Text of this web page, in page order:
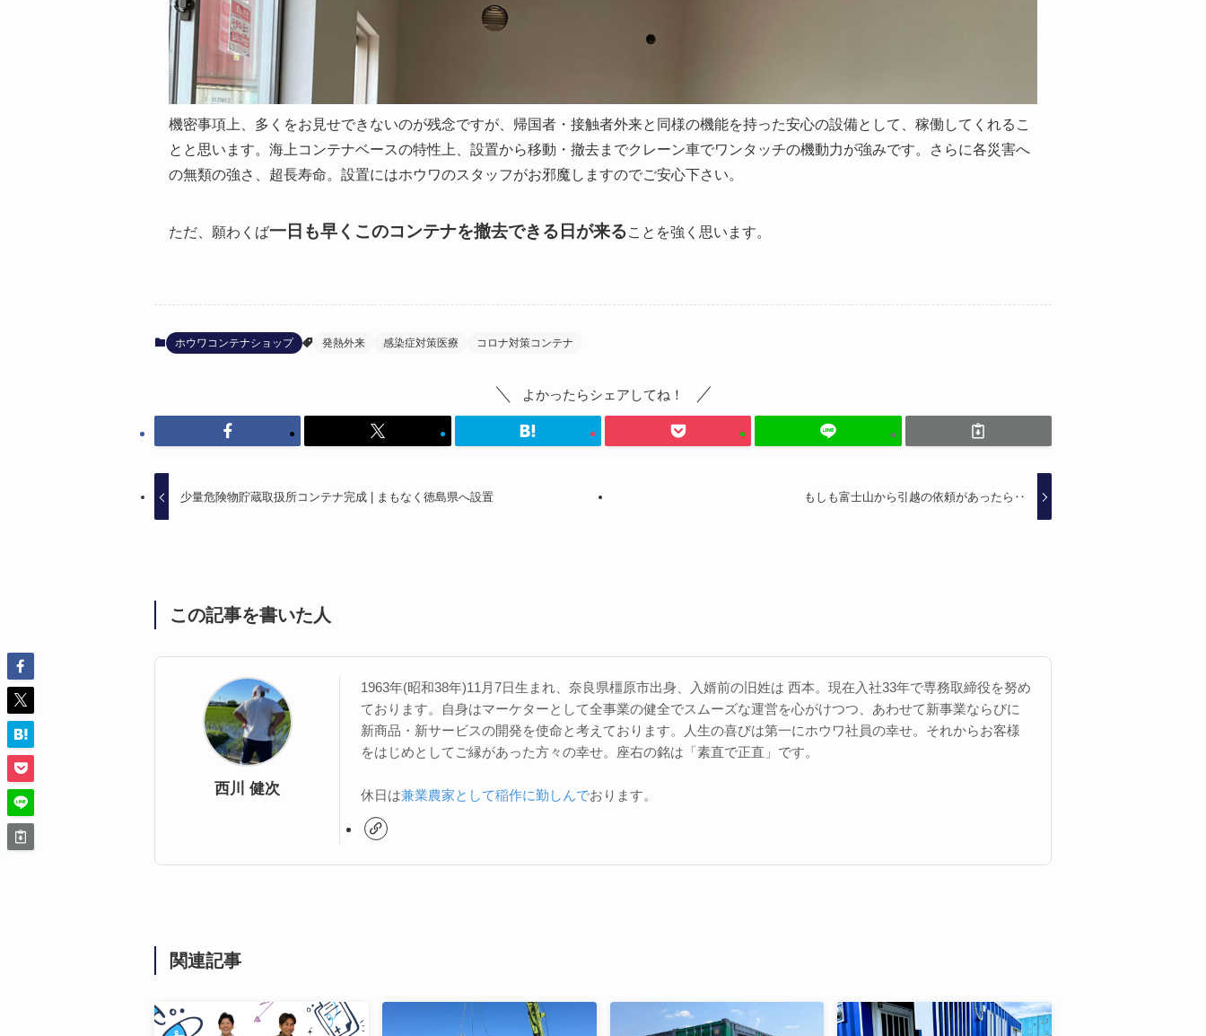
機密事項上、多くをお見せできないのが残念ですが、帰国者・接触者外来と同様の機能を持った安心の設備として、稼働してくれるこ
とと思います。海上コンテナベースの特性上、設置から移動・撤去までクレーン車でワンタッチの機動力が強みです。さらに各災害へ
の無類の強さ、超長寿命。設置にはホウワのスタッフがお邪魔しますのでご安心下さい。
ただ、願わくば一日も早くこのコンテナを撤去できる日が来ることを強く思います。
ホウワコンテナショップ 発熱外来 感染症対策医療 コロナ対策コンテナ
よかったらシェアしてね！
少量危険物貯蔵取扱所コンテナ完成 | まもなく徳島県へ設置 もしも富士山から引越の依頼があったら‥
この記事を書いた人
西川 健次
1963年(昭和38年)11月7日生まれ、奈良県橿原市出身、入婿前の旧姓は 西本。現在入社33年で専務取締役を努め
ております。自身はマーケターとして全事業の健全でスムーズな運営を心がけつつ、あわせて新事業ならびに
新商品・新サービスの開発を使命と考えております。人生の喜びは第一にホウワ社員の幸せ。それからお客様
をはじめとしてご縁があった方々の幸せ。座右の銘は「素直で正直」です。
休日は兼業農家として稲作に勤しんでおります。
関連記事